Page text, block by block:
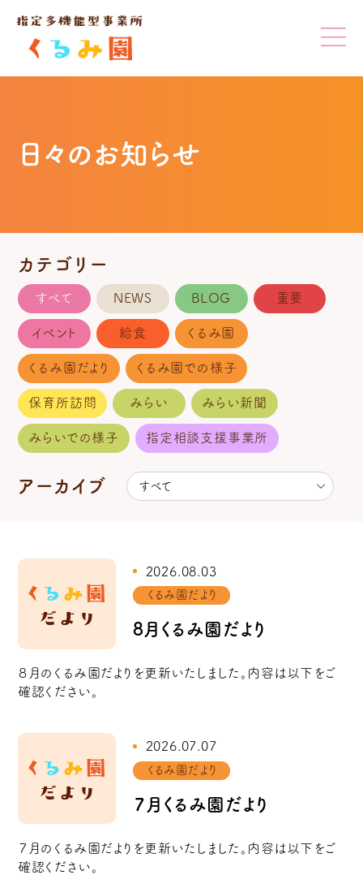
日々のお知らせ
カテゴリー
すべて NEWS BLOG 重要
イベント 給食 くるみ園
くるみ園だより くるみ園での様子
保育所訪問 みらい みらい新聞
みらいでの様子 指定相談支援事業所
アーカイブ
2026.08.03
くるみ園だより
8月くるみ園だより
８月のくるみ園だよりを更新いたしました。内容は以下をご
確認ください。
2026.07.07
くるみ園だより
７月くるみ園だより
７月のくるみ園だよりを更新いたしました。内容は以下をご
確認ください。